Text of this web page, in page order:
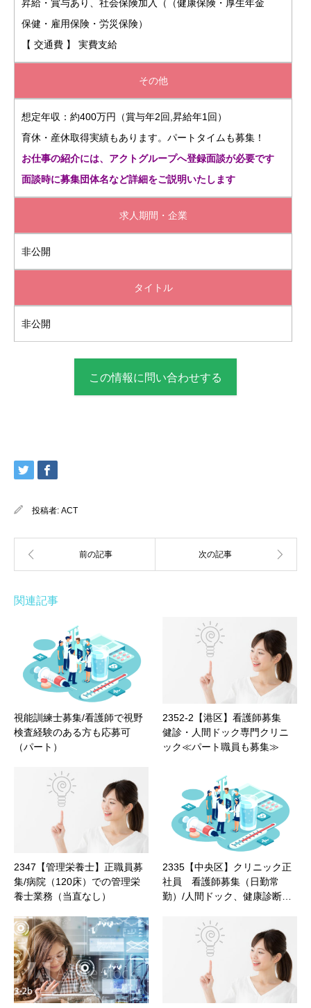
昇給・賞与あり、社会保険加入（（健康保険・厚生年金
保健・雇用保険・労災保険）
【 交通費 】 実費支給
その他
想定年収：約400万円（賞与年2回,昇給年1回）
育休・産休取得実績もあります。パートタイムも募集！
お仕事の紹介には、アクトグループへ登録面談が必要です
面談時に募集団体名など詳細をご説明いたします
求人期間・企業
非公開
タイトル
非公開
この情報に問い合わせする
投稿者: ACT
関連記事
視能訓練士募集/看護師で視野
検査経験のある方も応募可
（パート）
2352-2【港区】看護師募集
健診・人間ドック専門クリニ
ック≪パート職員も募集≫
2347【管理栄養士】正職員募
集/病院（120床）での管理栄
養士業務（当直なし）
2335【中央区】クリニック正
社員 看護師募集（日勤常
勤）/人間ドック、健康診断…